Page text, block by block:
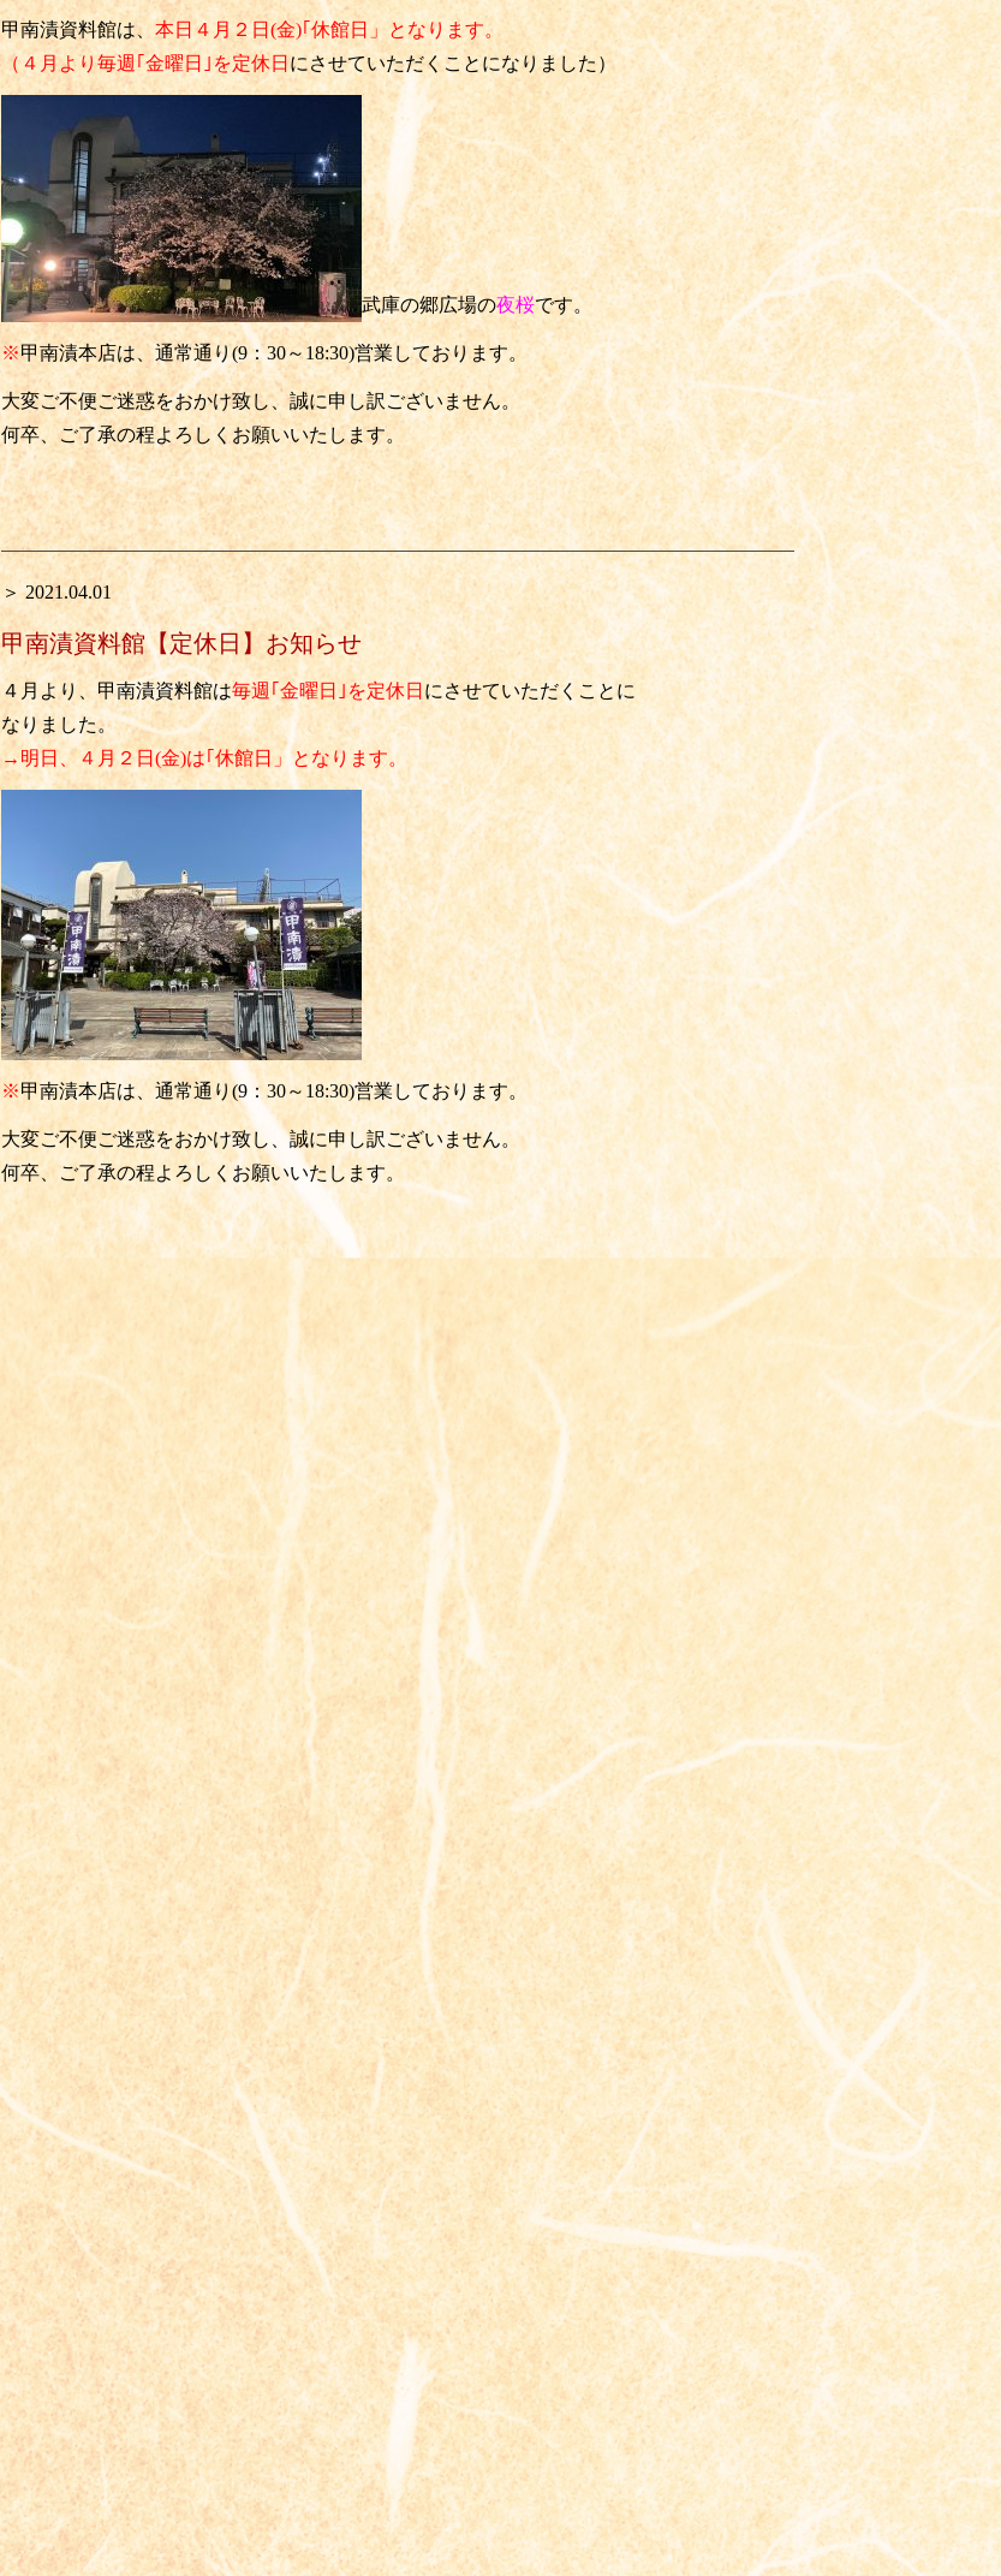
甲南漬資料館は、 本日４月２日(金)｢休館日」となります。
（４月より毎週｢金曜日｣を定休日 にさせていただくことになりました）
武庫の郷広場の夜桜です。
※甲南漬本店は、通常通り(9：30～18:30)営業しております。
大変ご不便ご迷惑をおかけ致し、誠に申し訳ございません。
何卒、ご了承の程よろしくお願いいたします。
＞ 2021.04.01
甲南漬資料館【定休日】お知らせ
４月より、甲南漬資料館は毎週｢金曜日｣を定休日 にさせていただくことに
なりました。
→明日、４月２日(金)は｢休館日」となります。
※甲南漬本店は、通常通り(9：30～18:30)営業しております。
大変ご不便ご迷惑をおかけ致し、誠に申し訳ございません。
何卒、ご了承の程よろしくお願いいたします。